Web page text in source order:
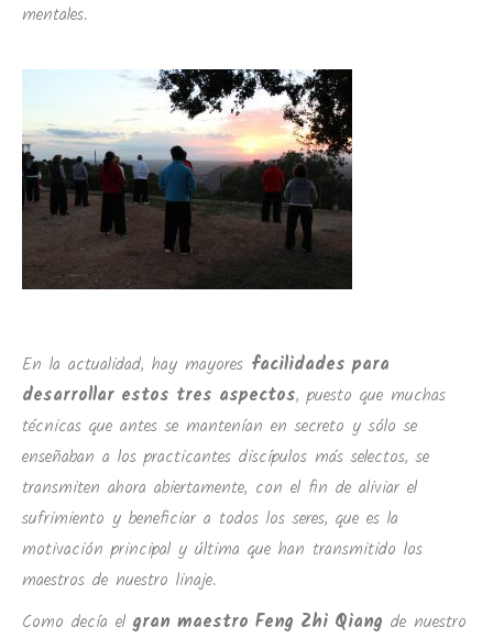
mentales.
En la actualidad, hay mayores facilidades para
desarrollar estos tres aspectos, puesto que muchas
técnicas que antes se mantenían en secreto y sólo se
enseñaban a los practicantes discípulos más selectos, se
transmiten ahora abiertamente, con el fin de aliviar el
sufrimiento y beneficiar a todos los seres, que es la
motivación principal y última que han transmitido los
maestros de nuestro linaje.
Como decía elgran maestro Feng Zhi Qiang de nuestro